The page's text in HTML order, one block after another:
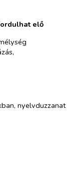
elő
nyelvduzzanat